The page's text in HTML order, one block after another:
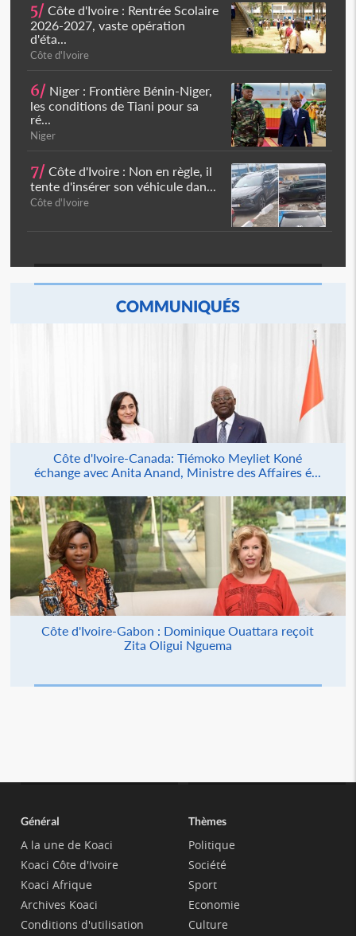
5/ Côte d'Ivoire : Rentrée Scolaire
2026-2027, vaste opération
d'éta...
Côte d'Ivoire
6/ Niger : Frontière Bénin-Niger,
les conditions de Tiani pour sa
ré...
Niger
7/ Côte d'Ivoire : Non en règle, il
tente d'insérer son véhicule dan...
Côte d'Ivoire
COMMUNIQUÉS
Côte d'Ivoire-Canada: Tiémoko Meyliet Koné
échange avec Anita Anand, Ministre des Affaires é...
Côte d'Ivoire-Gabon : Dominique Ouattara reçoit
Zita Oligui Nguema
Général
A la une de Koaci
Koaci Côte d'Ivoire
Koaci Afrique
Archives Koaci
Conditions d'utilisation
Thèmes
Politique
Société
Sport
Economie
Culture